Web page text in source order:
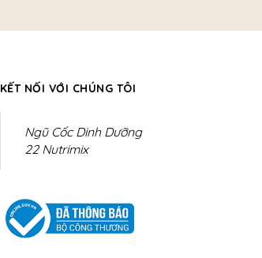
KẾT NỐI VỚI CHÚNG TÔI
Ngũ Cốc Dinh Dưỡng
22 Nutrimix